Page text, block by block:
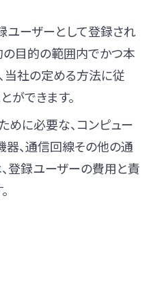
ユーザーとして登録され
の目的の範囲内でかつ本
当社の定める方法に従
ができます。
に必要な、コンピュー
器、通信回線その他の通
登録ユーザーの費用と責